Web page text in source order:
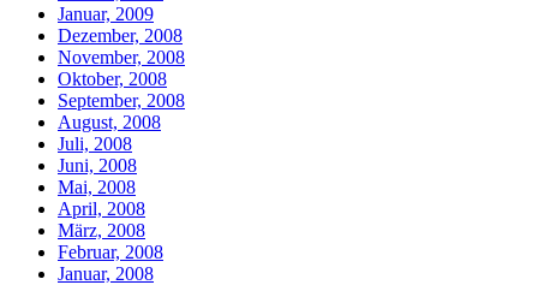
Januar, 2009
Dezember, 2008
November, 2008
Oktober, 2008
September, 2008
August, 2008
Juli, 2008
Juni, 2008
Mai, 2008
April, 2008
März, 2008
Februar, 2008
Januar, 2008